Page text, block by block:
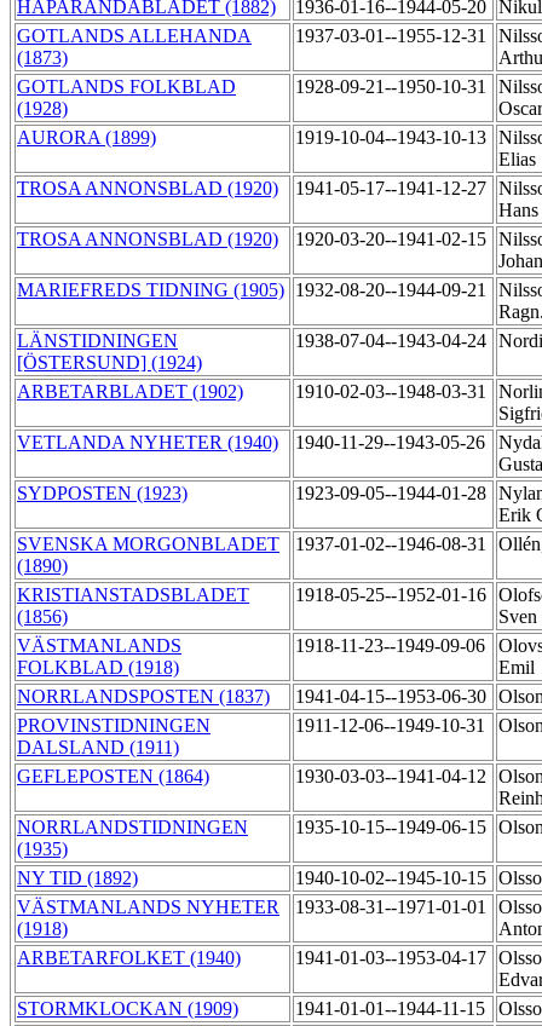
HAPARANDABLADET (1882) 1936-01-16--1944-05-20
GOTLANDS ALLEHANDA
(1873)
1937-03-01--1955-12-31
GOTLANDS FOLKBLAD
(1928)
1928-09-21--1950-10-31
AURORA (1899)
1919-10-04--1943-10-13
Elias
TROSA ANNONSBLAD (1920)
1941-05-17--1941-12-27
Hans
TROSA ANNONSBLAD (1920)
1920-03-20--1941-02-15
MARIEFREDS TIDNING (1905) 1932-08-20--1944-09-21
LÄNSTIDNINGEN
[ÖSTERSUND] (1924)
1938-07-04--1943-04-24
ARBETARBLADET (1902) 1910-02-03--1948-03-31
VETLANDA NYHETER (1940)
1940-11-29--1943-05-26
SYDPOSTEN (1923)
1923-09-05--1944-01-28
Erik
SVENSKA MORGONBLADET
(1890)
1937-01-02--1946-08-31
KRISTIANSTADSBLADET
(1856)
1918-05-25--1952-01-16
Sven
VÄSTMANLANDS
FOLKBLAD (1918)
1918-11-23--1949-09-06
Emil
NORRLANDSPOSTEN (1837)
1941-04-15--1953-06-30
PROVINSTIDNINGEN
DALSLAND (1911)
1911-12-06--1949-10-31
GEFLEPOSTEN (1864) 1930-03-03--1941-04-12
NORRLANDSTIDNINGEN
(1935)
1935-10-15--1949-06-15
NY TID (1892) 1940-10-02--1945-10-15
VÄSTMANLANDS NYHETER
(1918)
1933-08-31--1971-01-01
ARBETARFOLKET (1940)
1941-01-03--1953-04-17
STORMKLOCKAN (1909)
1941-01-01--1944-11-15